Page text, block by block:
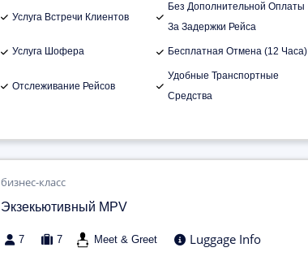
Услуга Встречи Клиентов
Без Дополнительной Оплаты
За Задержки Рейса
Услуга Шофера Бесплатная Отмена (12 Часа)
Отслеживание Рейсов
Удобные Транспортные
Средства
бизнес-класс
Экзекьютивный MPV
7 7 Meet & Greet Luggage Info